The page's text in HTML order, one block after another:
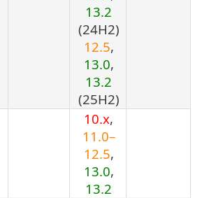
13.2
(24H2)
12.5,
13.0,
13.2
(25H2)
10.x,
11.0–
12.5,
13.0,
13.2